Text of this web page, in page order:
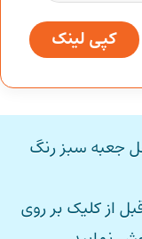
کپی لینک
جعبه سبز رنگ
از کلیک بر روی